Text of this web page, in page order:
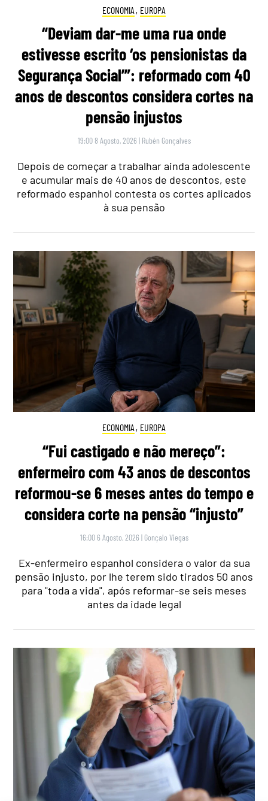
ECONOMIA , EUROPA
“Deviam dar-me uma rua onde
estivesse escrito ‘os pensionistas da
Segurança Social’”: reformado com 40
anos de descontos considera cortes na
pensão injustos
19:00 8 Agosto, 2026 | Rubén Gonçalves
Depois de começar a trabalhar ainda adolescente
e acumular mais de 40 anos de descontos, este
reformado espanhol contesta os cortes aplicados
à sua pensão
ECONOMIA , EUROPA
“Fui castigado e não mereço”:
enfermeiro com 43 anos de descontos
reformou-se 6 meses antes do tempo e
considera corte na pensão “injusto”
16:00 6 Agosto, 2026 | Gonçalo Viegas
Ex-enfermeiro espanhol considera o valor da sua
pensão injusto, por lhe terem sido tirados 50 anos
para "toda a vida", após reformar-se seis meses
antes da idade legal